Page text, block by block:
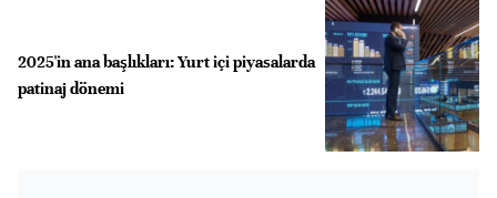
2025'in ana başlıkları: Yurt içi piyasalarda
patinaj dönemi